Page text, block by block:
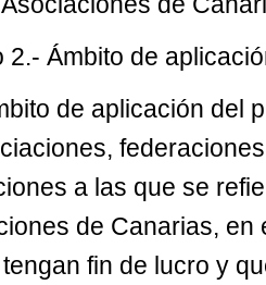
2.- Ámbito de
de aplicación del
a las que se
de Canarias,
fin de lucro y